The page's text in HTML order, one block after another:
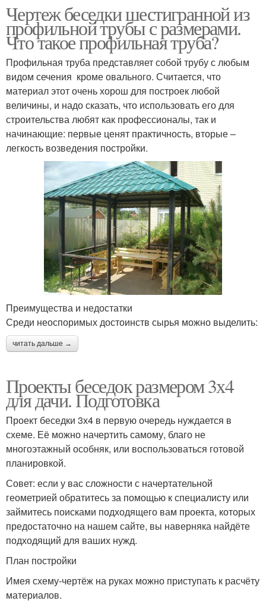
Чертеж беседки шестигранной из
профильной трубы с размерами.
Что такое профильная труба?
Профильная труба представляет собой трубу с любым
видом сечения кроме овального. Считается, что
материал этот очень хорош для построек любой
величины, и надо сказать, что использовать его для
строительства любят как профессионалы, так и
начинающие: первые ценят практичность, вторые –
легкость возведения постройки.
Преимущества и недостатки
Среди неоспоримых достоинств сырья можно выделить:
читать дальше →
Проекты беседок размером 3х4
для дачи. Подготовка
Проект беседки 3х4 в первую очередь нуждается в
схеме. Её можно начертить самому, благо не
многоэтажный особняк, или воспользоваться готовой
планировкой.
Совет: если у вас сложности с начертательной
геометрией обратитесь за помощью к специалисту или
займитесь поисками подходящего вам проекта, которых
предостаточно на нашем сайте, вы наверняка найдёте
подходящий для ваших нужд.
План постройки
Имея схему-чертёж на руках можно приступать к расчёту
материалов.